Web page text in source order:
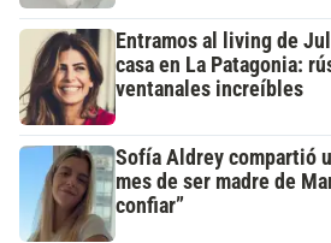
Entramos al living de
casa en La Patagonia:
ventanales increíbles
Sofía Aldrey compartió
mes de ser madre de
confiar”